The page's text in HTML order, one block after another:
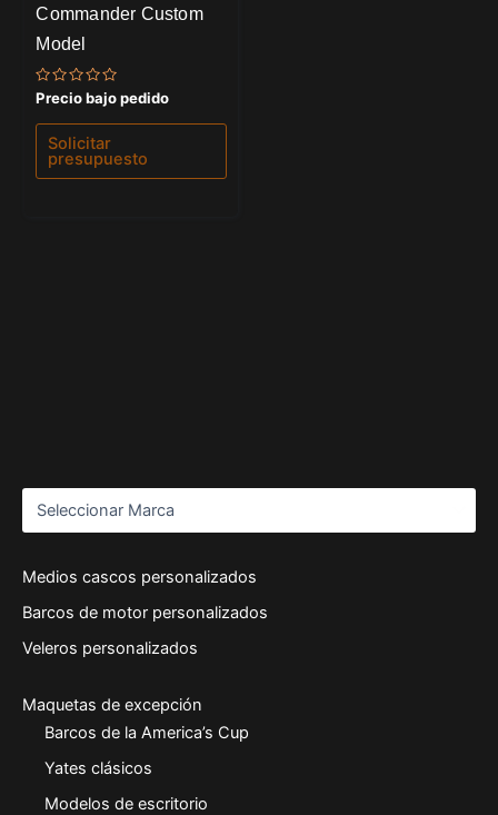
Medios cascos personalizados
Barcos de motor personalizados
Veleros personalizados
Maquetas de excepción
Barcos de la America’s Cup
Yates clásicos
Modelos de escritorio
Commander Custom
Model
Valorado
con
0
de
Precio bajo pedido
Solicitar
presupuesto